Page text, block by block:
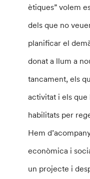
ètiques” volem
dels que no
planificar el
donat a llum a
tancament, els
activitat i els que
habilitats per
Hem
econòmica i
un projecte i